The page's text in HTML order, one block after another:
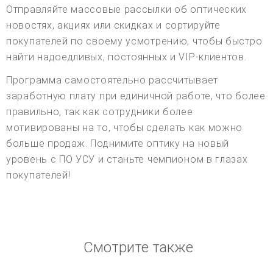
Отправляйте массовые рассылки об оптических
новостях, акциях или скидках и сортируйте
покупателей по своему усмотрению, чтобы быстро
найти надоедливых, постоянных и VIP-клиентов.
Программа самостоятельно рассчитывает
заработную плату при единичной работе, что более
правильно, так как сотрудники более
мотивированы на то, чтобы сделать как можно
больше продаж. Поднимите оптику на новый
уровень с ПО УСУ и станьте чемпионом в глазах
покупателей!
Смотрите также